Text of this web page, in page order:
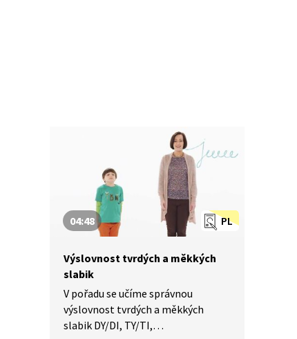
PL
04:48
Výslovnost tvrdých a měkkých
slabik
V pořadu se učíme správnou
výslovnost tvrdých a měkkých
slabik DY/DI, TY/TI,